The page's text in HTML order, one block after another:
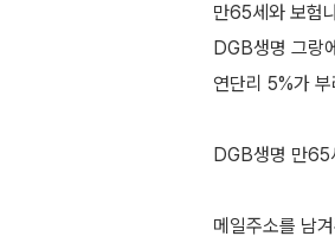
만65세와 보험
DGB생명 그랑
연단리 5%가
DGB생명 만65
메일주소를 남